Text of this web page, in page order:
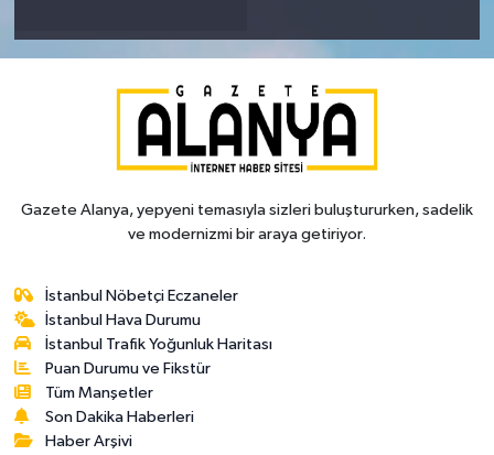
Gazete Alanya, yepyeni temasıyla sizleri buluştururken, sadelik
ve modernizmi bir araya getiriyor.
İstanbul Nöbetçi Eczaneler
İstanbul Hava Durumu
İstanbul Trafik Yoğunluk Haritası
Puan Durumu ve Fikstür
Tüm Manşetler
Son Dakika Haberleri
Haber Arşivi